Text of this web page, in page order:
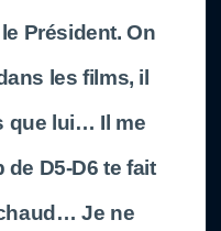
Président. On
les films, il
que lui… Il me
de D5-D6 te fait
Je ne